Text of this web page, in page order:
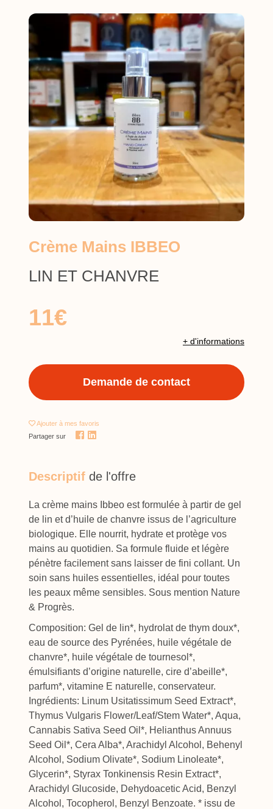
Crème Mains IBBEO
LIN ET CHANVRE
11€
+ d'informations
Demande de contact
Ajouter à mes favoris
Partager sur
Descriptif de l'offre
La crème mains Ibbeo est formulée à partir de gel
de lin et d’huile de chanvre issus de l’agriculture
biologique. Elle nourrit, hydrate et protège vos
mains au quotidien. Sa formule fluide et légère
pénètre facilement sans laisser de fini collant. Un
soin sans huiles essentielles, idéal pour toutes
les peaux même sensibles. Sous mention Nature
& Progrès.
Composition: Gel de lin*, hydrolat de thym doux*,
eau de source des Pyrénées, huile végétale de
chanvre*, huile végétale de tournesol*,
émulsifiants d’origine naturelle, cire d’abeille*,
parfum*, vitamine E naturelle, conservateur.
Ingrédients: Linum Usitatissimum Seed Extract*,
Thymus Vulgaris Flower/Leaf/Stem Water*, Aqua,
Cannabis Sativa Seed Oil*, Helianthus Annuus
Seed Oil*, Cera Alba*, Arachidyl Alcohol, Behenyl
Alcohol, Sodium Olivate*, Sodium Linoleate*,
Glycerin*, Styrax Tonkinensis Resin Extract*,
Arachidyl Glucoside, Dehydoacetic Acid, Benzyl
Alcohol, Tocopherol, Benzyl Benzoate. * issu de